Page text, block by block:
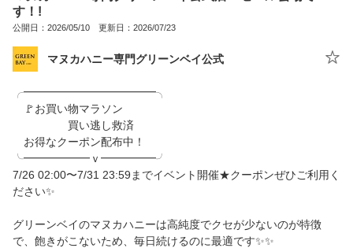
す！!
公開日：2026/05/10 更新日：2026/07/23
マヌカハニー専門グリーンベイ公式
╭━━━━━━━━━━━━╮
🚩お買い物マラソン
買い逃し救済
お得なクーポン配布中！
╰━━━━━━ｖ━━━━━╯
7/26 02:00〜7/31 23:59までイベント開催★クーポンぜひご利用く
ださい✨
グリーンベイのマヌカハニーは高純度でクセが少ないのが特徴
で、飽きがこないため、毎日続けるのに最適です✨✨